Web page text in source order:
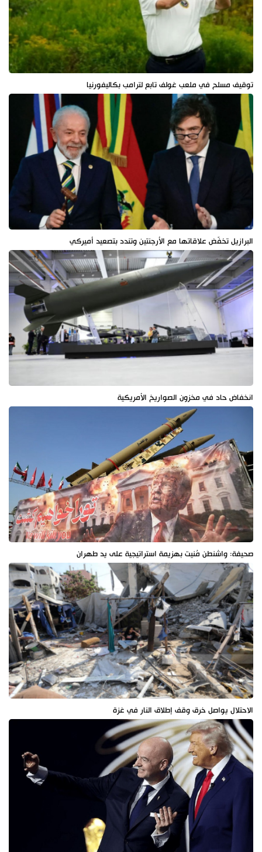
توقيف مسلح في ملعب غولف تابع لترامب بكاليفورنيا
البرازيل تخفّض علاقاتها مع الأرجنتين وتندد بتصعيد أميركي
انخفاض حاد في مخزون الصواريخ الأمريكية
صحيفة: واشنطن مُنيت بهزيمة استراتيجية على يد طهران
الاحتلال يواصل خرق وقف إطلاق النار في غزة